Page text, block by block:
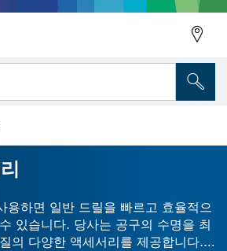
용하면 일반 드릴을 빠르고 효율적으
있습니다. 당사는 공구의 수명을 최
의 다양한 액세서리를 제공합니다.